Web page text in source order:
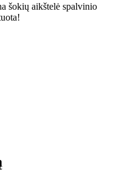
šokių aikštelė spalvinio